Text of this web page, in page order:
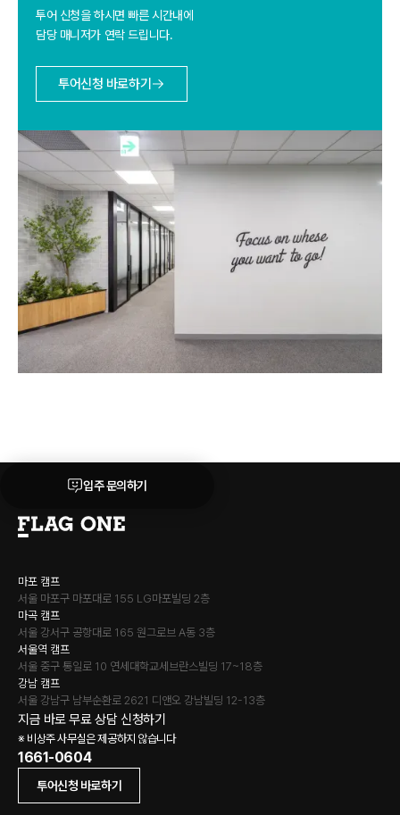
투어 신청을 하시면 빠른 시간내에
담당 매니저가 연락 드립니다.
투어신청 바로하기
입주 문의하기
마포 캠프
서울 마포구 마포대로 155 LG마포빌딩 2층
마곡 캠프
서울 강서구 공항대로 165 원그로브 A동 3층
서울역 캠프
서울 중구 통일로 10 연세대학교세브란스빌딩 17~18층
강남 캠프
서울 강남구 남부순환로 2621 디앤오 강남빌딩 12-13층
지금 바로 무료 상담 신청하기
※ 비상주 사무실은 제공하지 않습니다
1661-0604
투어신청 바로하기